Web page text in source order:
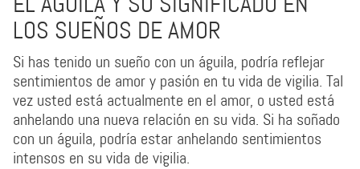
LOS SUEÑOS DE AMOR
Si has tenido un sueño con un águila, podría reflejar
sentimientos de amor y pasión en tu vida de vigilia. Tal
vez usted está actualmente en el amor, o usted está
anhelando una nueva relación en su vida. Si ha soñado
con un águila, podría estar anhelando sentimientos
intensos en su vida de vigilia.